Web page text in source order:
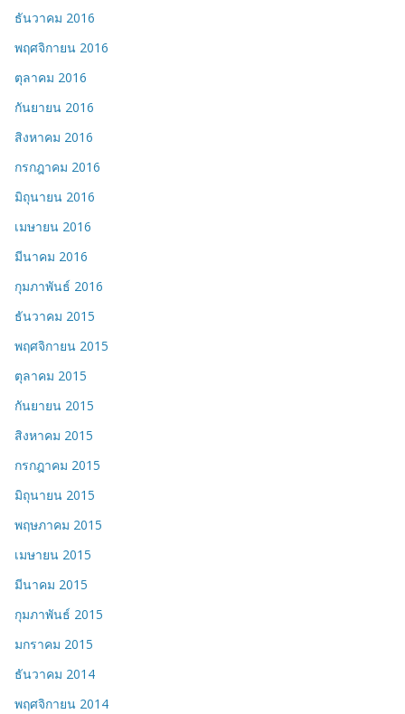
ธันวาคม 2016
พฤศจิกายน 2016
ตุลาคม 2016
กันยายน 2016
สิงหาคม 2016
กรกฎาคม 2016
มิถุนายน 2016
เมษายน 2016
มีนาคม 2016
กุมภาพันธ์ 2016
ธันวาคม 2015
พฤศจิกายน 2015
ตุลาคม 2015
กันยายน 2015
สิงหาคม 2015
กรกฎาคม 2015
มิถุนายน 2015
พฤษภาคม 2015
เมษายน 2015
มีนาคม 2015
กุมภาพันธ์ 2015
มกราคม 2015
ธันวาคม 2014
พฤศจิกายน 2014